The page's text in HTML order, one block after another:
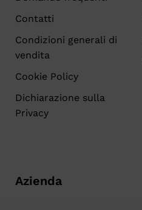
Contatti
Condizioni generali di
vendita
Cookie Policy
Dichiarazione sulla
Privacy
Azienda